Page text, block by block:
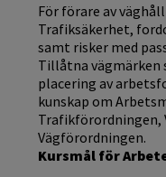
För förare av
Trafiksäkerhet,
samt risker med
Tillåtna vägmärken
placering av
kunskap om
Trafikförordningen,
Vägförordningen.
Kursmål för